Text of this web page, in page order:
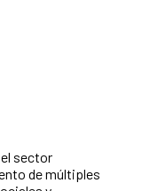
sector
de múltiples